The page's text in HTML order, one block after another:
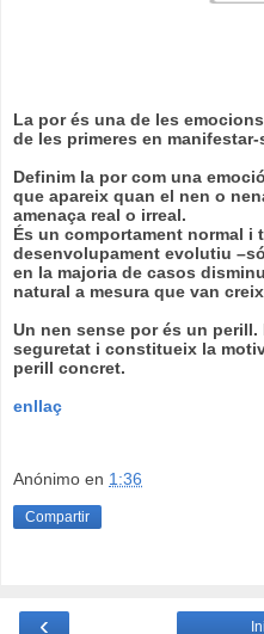
La por és una de les
de les primeres en manifestar-
Definim la por com una
que apareix quan el nen o
amenaça real o irreal.
És un comportament normal i
desenvolupament evolutiu
en la majoria de casos
natural a mesura que van
Un nen sense por és un perill.
seguretat i constitueix la
perill concret.
enllaç
Anónimo en 1:36
Compartir
‹